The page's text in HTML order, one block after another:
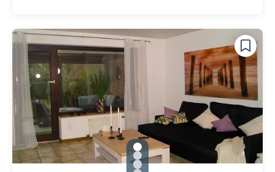
gallery.slide_selector
Zu Slide 1 wechseln
Zu Slide 2 wechseln